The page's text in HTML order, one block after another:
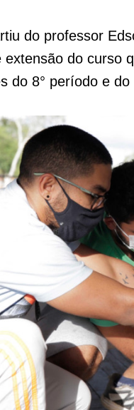
do professor
extensão do curso
do 8° período e